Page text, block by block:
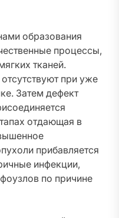
образования
процессы,
тканей.
при уже
Затем дефект
отдающая в
прибавляется
инфекции,
по причине